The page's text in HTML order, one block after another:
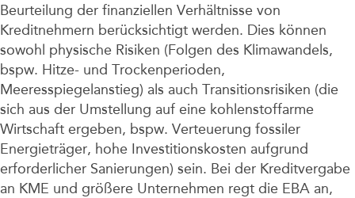
Beurteilung der finanziellen Verhältnisse von
Kreditnehmern berücksichtigt werden. Dies können
sowohl physische Risiken (Folgen des Klimawandels,
bspw. Hitze- und Trockenperioden,
Meeresspiegelanstieg) als auch Transitionsrisiken (die
sich aus der Umstellung auf eine kohlenstoffarme
Wirtschaft ergeben, bspw. Verteuerung fossiler
Energieträger, hohe Investitionskosten aufgrund
erforderlicher Sanierungen) sein. Bei der Kreditvergabe
an KME und größere Unternehmen regt die EBA an,